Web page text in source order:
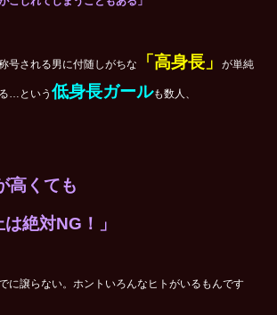
号される男に付随しがちな 「高身長」 が単純
…という 低身長ガールも数人、
高くても
絶対NG！」
に譲らない。ホントいろんなヒトがいるもんです